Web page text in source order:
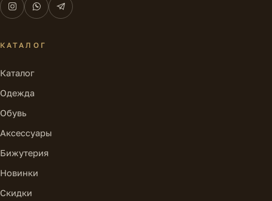
КАТАЛОГ
Каталог
Одежда
Обувь
Аксессуары
Бижутерия
Новинки
Скидки